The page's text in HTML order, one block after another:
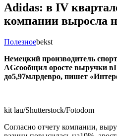
Adidas: в IV
компании выросла
Полезноеbekst
Немецкий производитель
AGсообщил оросте выручки
до5,97млрдевро, пишет
kit lau/Shutterstock/Fotodom
Согласно отчету компании,